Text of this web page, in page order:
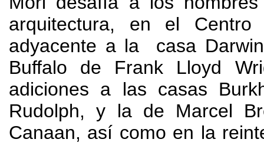
arquitectura, en el Centro
adyacente a la casa
Buffalo de Frank Lloyd
adiciones a las casas
Rudolph,y la de Marcel
Canaan, así como en la